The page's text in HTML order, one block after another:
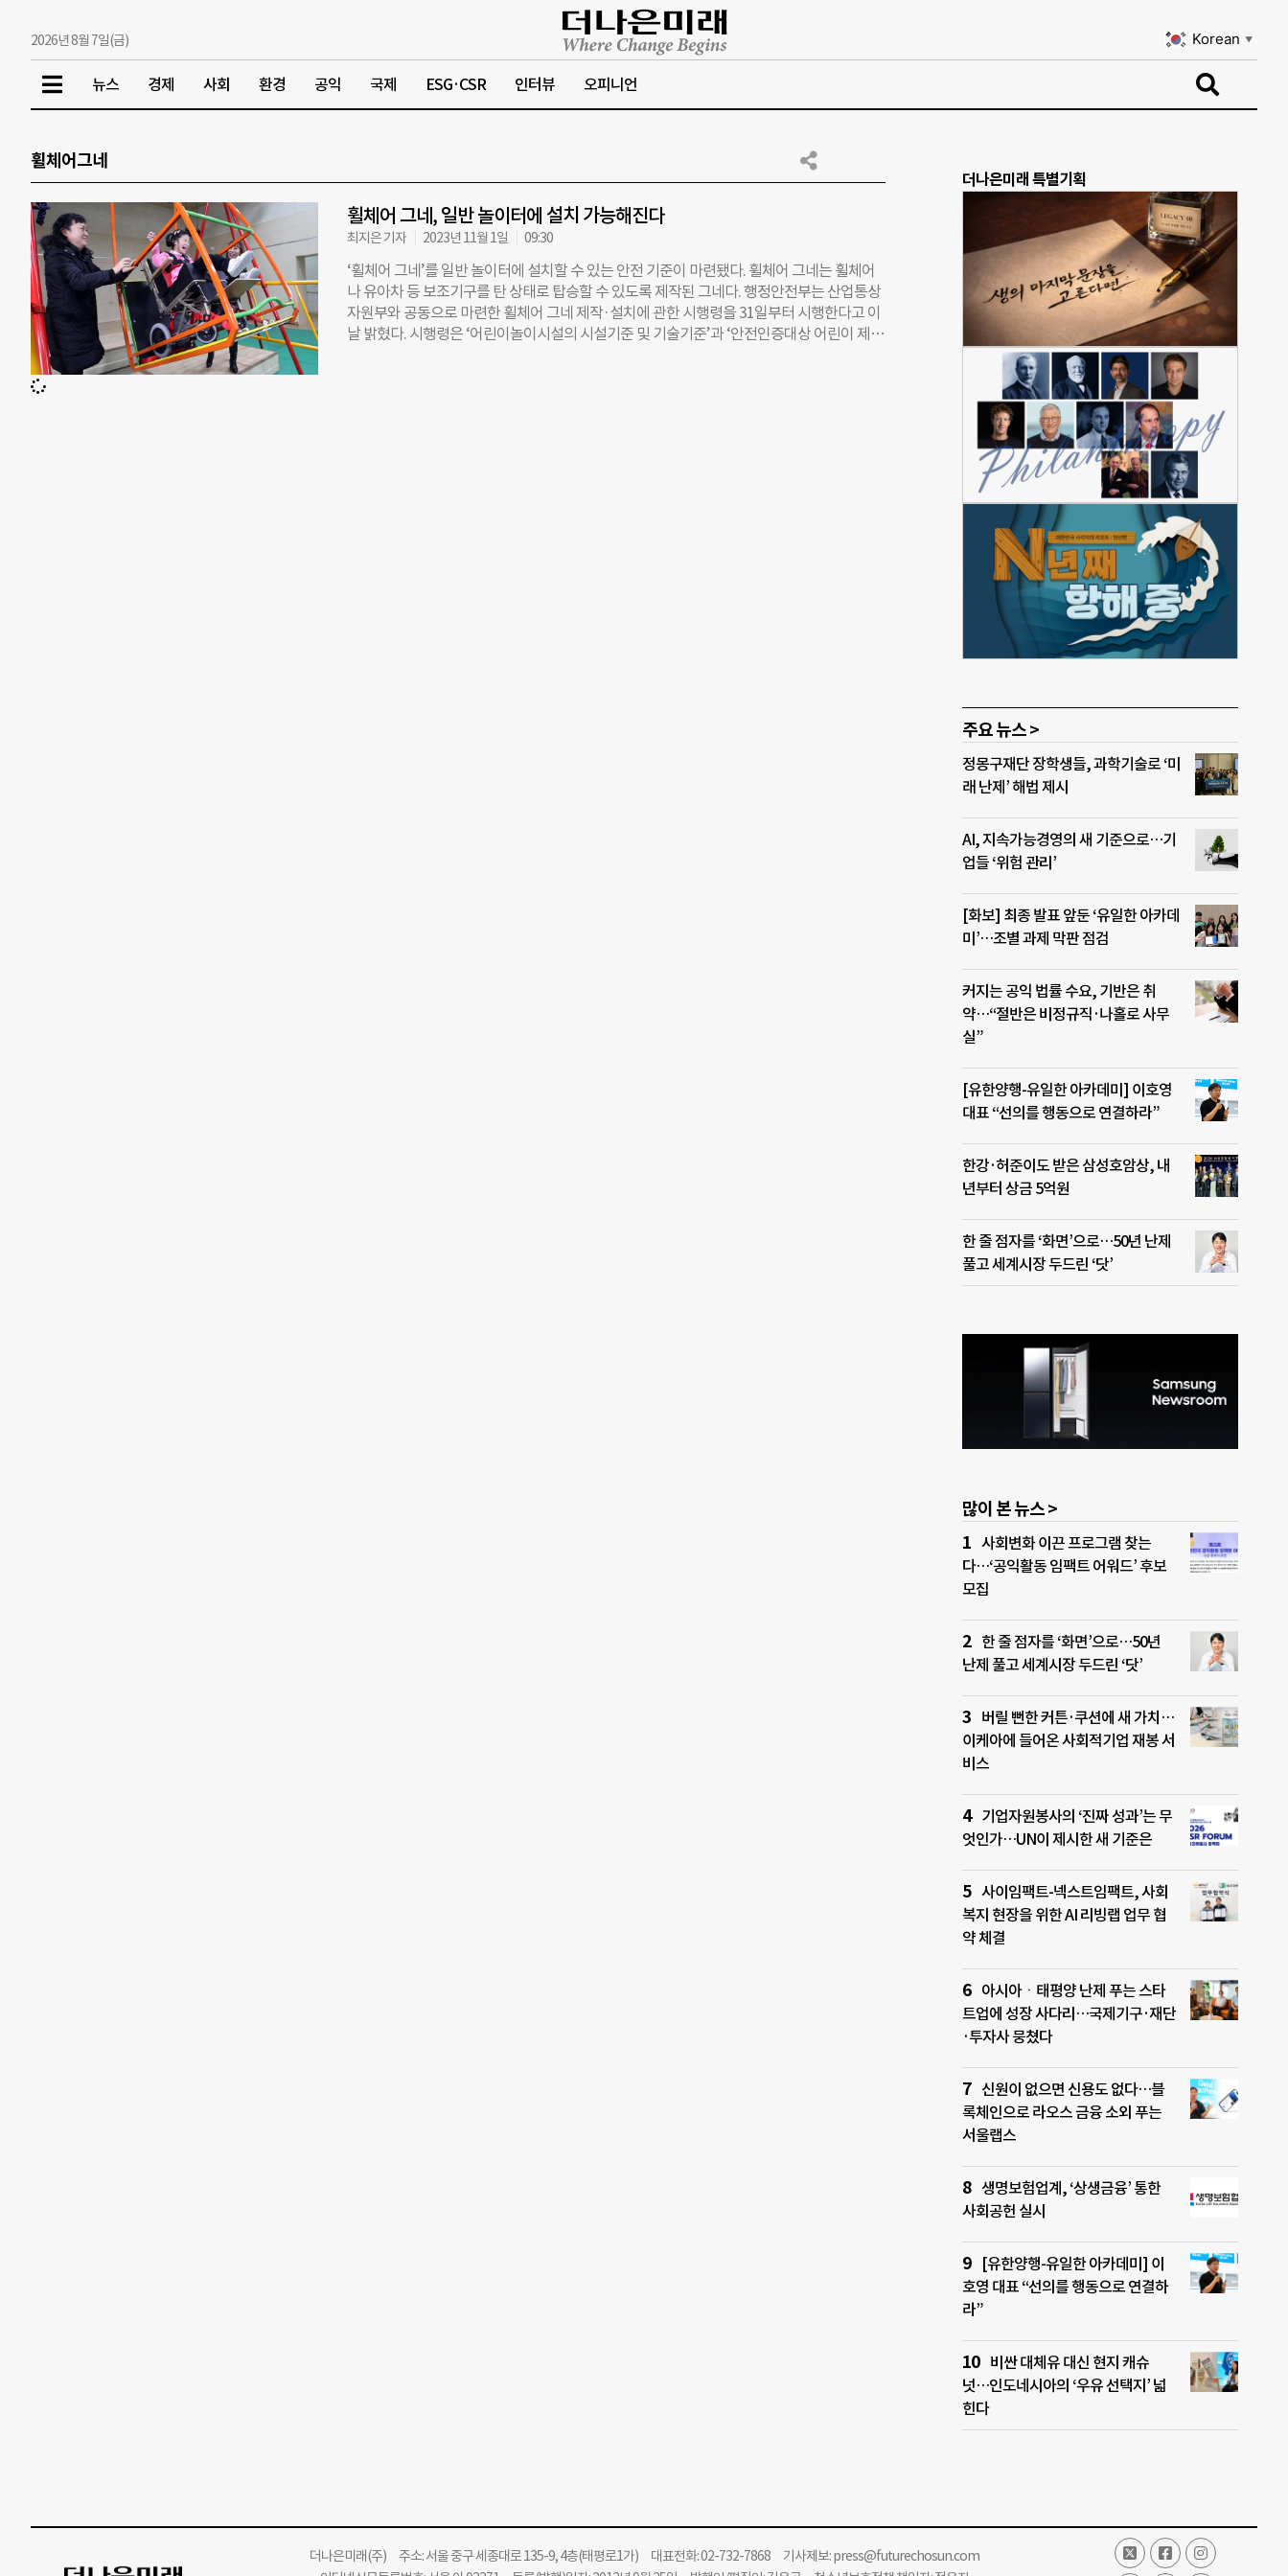
2026년 8월 7일(금) Korean ▼
뉴스 경제 사회 환경 공익 국제 ESG·CSR 인터뷰 오피니언
휠체어그네
휠체어 그네, 일반 놀이터에 설치 가능해진다
최지은 기자 2023년 11월 1일 09:30
‘휠체어 그네’를 일반 놀이터에 설치할 수 있는 안전 기준이 마련됐다. 휠체어 그네는 휠체어
나 유아차 등 보조기구를 탄 상태로 탑승할 수 있도록 제작된 그네다. 행정안전부는 산업통상
자원부와 공동으로 마련한 휠체어 그네 제작·설치에 관한 시행령을 31일부터 시행한다고 이
날 밝혔다. 시행령은 ‘어린이놀이시설의 시설기준 및 기술기준’과 ‘안전인증대상 어린이 제품
더나은미래 특별기획
주요 뉴스 >
정몽구재단 장학생들, 과학기술로 ‘미
래 난제’ 해법 제시
AI, 지속가능경영의 새 기준으로…기
업들 ‘위험 관리’
[화보] 최종 발표 앞둔 ‘유일한 아카데
미’…조별 과제 막판 점검
커지는 공익 법률 수요, 기반은 취
약…“절반은 비정규직·나홀로 사무
실”
[유한양행-유일한 아카데미] 이호영
대표 “선의를 행동으로 연결하라”
한강·허준이도 받은 삼성호암상, 내
년부터 상금 5억원
한 줄 점자를 ‘화면’으로…50년 난제
풀고 세계시장 두드린 ‘닷’
많이 본 뉴스 >
사회변화 이끈 프로그램 찾는
다…‘공익활동 임팩트 어워드’ 후보
모집
한 줄 점자를 ‘화면’으로…50년
난제 풀고 세계시장 두드린 ‘닷’
버릴 뻔한 커튼·쿠션에 새 가치…
이케아에 들어온 사회적기업 재봉 서
비스
기업자원봉사의 ‘진짜 성과’는 무
엇인가…UN이 제시한 새 기준은
사이임팩트-넥스트임팩트, 사회
복지 현장을 위한 AI 리빙랩 업무 협
약 체결
아시아ㆍ태평양 난제 푸는 스타
트업에 성장 사다리…국제기구·재단
·투자사 뭉쳤다
신원이 없으면 신용도 없다…블
록체인으로 라오스 금융 소외 푸는
서울랩스
생명보험업계, ‘상생금융’ 통한
사회공헌 실시
[유한양행-유일한 아카데미] 이
호영 대표 “선의를 행동으로 연결하
라”
비싼 대체유 대신 현지 캐슈
넛…인도네시아의 ‘우유 선택지’ 넓
힌다
더나은미래(주)주소: 서울 중구 세종대로 135-9, 4층(태평로1가) 대표전화: 02-732-7868 기사제보:press@futurechosun.com